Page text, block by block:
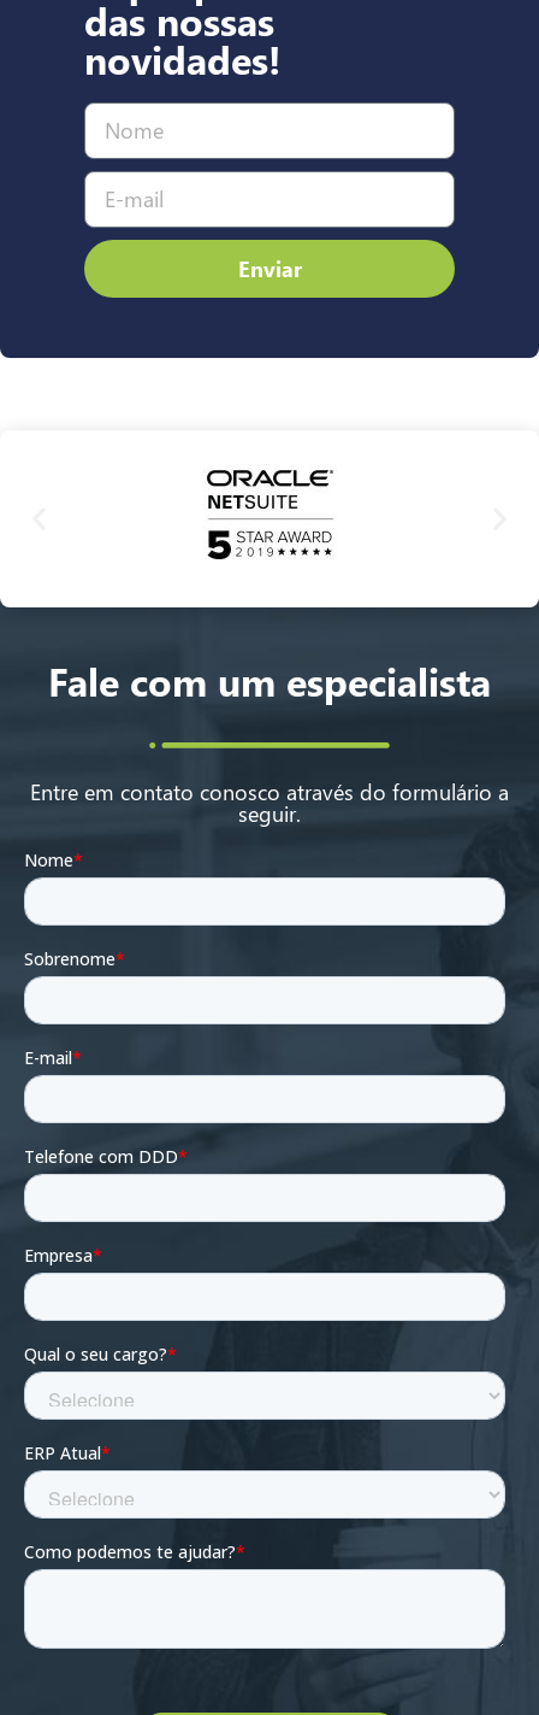
das nossas
novidades!
Enviar
Fale com um especialista
Entre em contato conosco através do formulário a
seguir.